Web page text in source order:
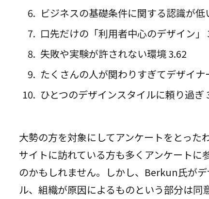
ビジネスの基礎条件に関する認識が低
口先だけの「利用者中心のデザイン」
失敗や実験が許されない環境 3.62
たくさんの人が関わりすぎてデザイナ
ひとつのデザインスタイルに頼り過ぎ
大勢の方を対象にしてアンケートをとっ
サイトに訪れている方も多くアンケートに
のかもしれません。しかし、Berkun氏が
ル、組織が原因によるものという部分は同